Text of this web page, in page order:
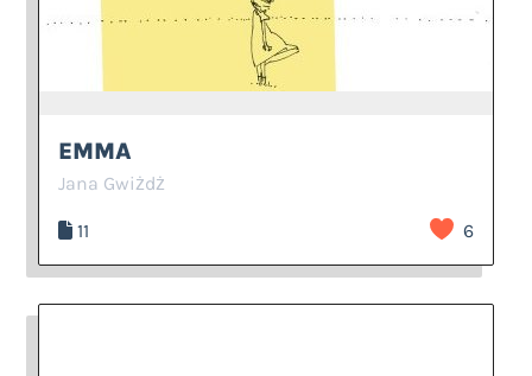
EMMA
Jana Gwiżdż
11 6